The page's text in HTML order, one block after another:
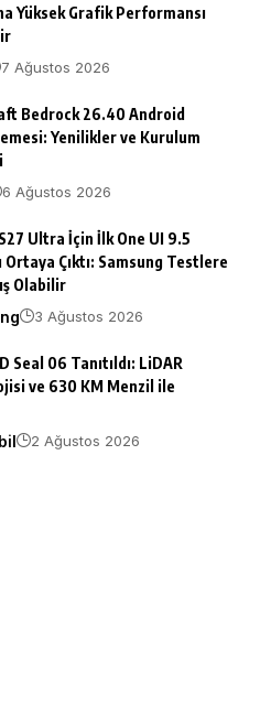
Yüksek Grafik Performansı
7 Ağustos 2026
Bedrock 26.40 Android
Yenilikler ve Kurulum
6 Ağustos 2026
Ultra İçin İlk One UI 9.5
Ortaya Çıktı: Samsung Testlere
Olabilir
3 Ağustos 2026
Seal 06 Tanıtıldı: LiDAR
ve 630 KM Menzil ile
2 Ağustos 2026